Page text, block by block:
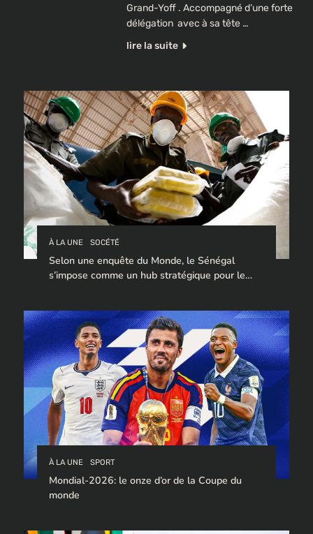
Grand-Yoff . Accompagné d’une forte
délégation avec à sa tête …
lire la suite
À LA UNE SOCÉTÉ
Selon une enquête du Monde, le Sénégal
s’impose comme un hub stratégique pour le
À LA UNE SPORT
Mondial-2026: le onze d’or de la Coupe du
monde